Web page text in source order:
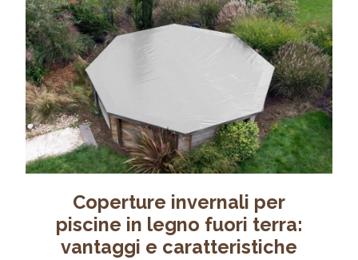
Coperture invernali per
piscine in legno fuori terra:
vantaggi e caratteristiche